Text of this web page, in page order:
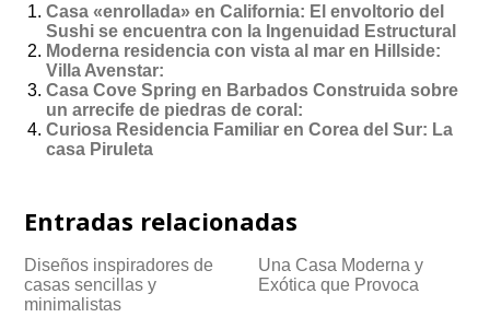
Casa «enrollada» en California: El envoltorio del
Sushi se encuentra con la Ingenuidad Estructural
Moderna residencia con vista al mar en Hillside:
Villa Avenstar:
Casa Cove Spring en Barbados Construida sobre
un arrecife de piedras de coral:
Curiosa Residencia Familiar en Corea del Sur: La
casa Piruleta
Entradas relacionadas
Diseños inspiradores de
casas sencillas y
minimalistas
Una Casa Moderna y
Exótica que Provoca